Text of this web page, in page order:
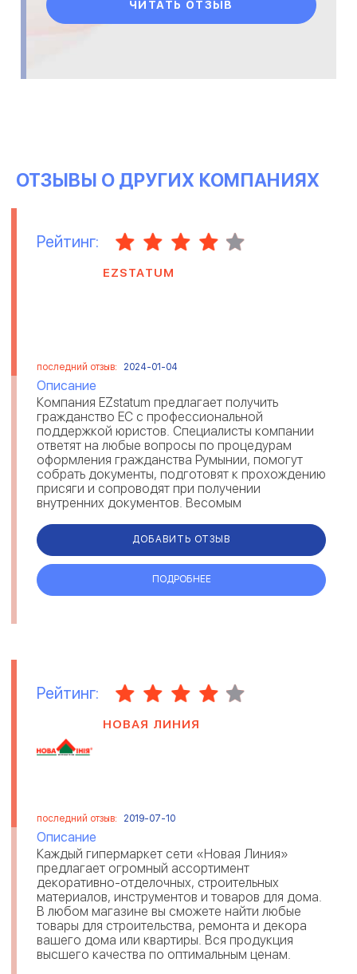
ЧИТАТЬ ОТЗЫВ
ОТЗЫВЫ О ДРУГИХ КОМПАНИЯХ
Рейтинг:
EZSTATUM
последний отзыв: 2024-01-04
Описание
Компания EZstatum предлагает получить
гражданство ЕС с профессиональной
поддержкой юристов. Специалисты компании
ответят на любые вопросы по процедурам
оформления гражданства Румынии, помогут
собрать документы, подготовят к прохождению
присяги и сопроводят при получении
внутренних документов. Весомым
максимально короткие сроки. Каждый...
ДОБАВИТЬ ОТЗЫВ
ПОДРОБНЕЕ
Рейтинг:
НОВАЯ ЛИНИЯ
последний отзыв: 2019-07-10
Описание
Каждый гипермаркет сети «Новая Линия»
предлагает огромный ассортимент
декоративно-отделочных, строительных
материалов, инструментов и товаров для дома.
В любом магазине вы сможете найти любые
товары для строительства, ремонта и декора
вашего дома или квартиры. Вся продукция
высшего качества по оптимальным ценам.